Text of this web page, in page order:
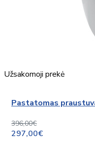
Užsakomoji prekė
Pastatomas
396,00€
297,00€